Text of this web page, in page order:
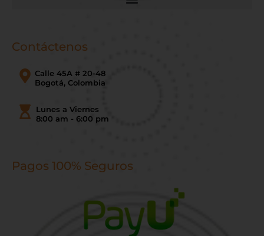
Contáctenos
Calle 45A # 20-48
Bogotá, Colombia
Lunes a Viernes
8:00 am - 6:00 pm
Pagos 100% Seguros